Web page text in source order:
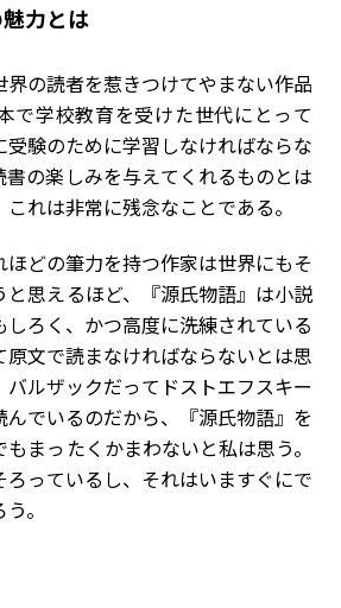
魅力とは
の読者を惹きつけてやまない作品
で学校教育を受けた世代にとって
受験のために学習しなければならな
書の楽しみを与えてくれるものとは
れは非常に残念なことである。
どの筆力を持つ作家は世界にもそ
と思えるほど、『源氏物語』は小説
しろく、かつ高度に洗練されている
文で読まなければならないとは思
ルザックだってドストエフスキー
でいるのだから、『源氏物語』を
まったくかまわないと私は思う。
っているし、それはいますぐにで
。